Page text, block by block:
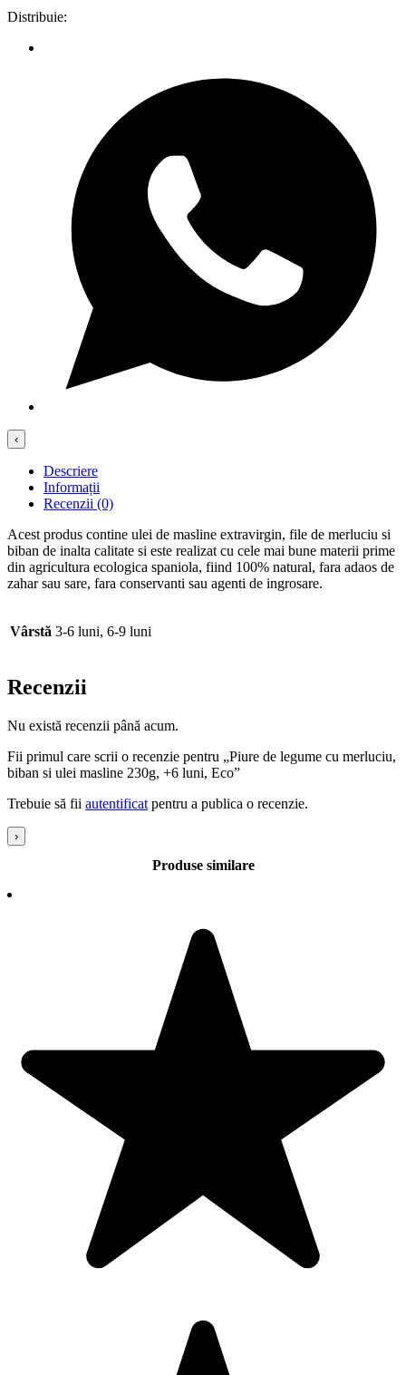
Distribuie:
‹
Descriere
Informații
Recenzii (0)
Acest produs contine ulei de masline extravirgin, file de merluciu si
biban de inalta calitate si este realizat cu cele mai bune materii prime
din agricultura ecologica spaniola, fiind 100% natural, fara adaos de
zahar sau sare, fara conservanti sau agenti de ingrosare.
Vârstă 3-6 luni, 6-9 luni
Recenzii
Nu există recenzii până acum.
Fii primul care scrii o recenzie pentru „Piure de legume cu merluciu,
biban si ulei masline 230g, +6 luni, Eco”
Trebuie să fii autentificat pentru a publica o recenzie.
›
Produse similare